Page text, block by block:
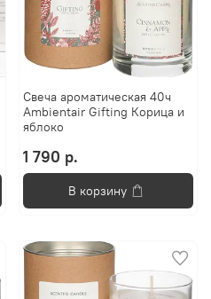
Свеча ароматическая 40ч
Ambientair Gifting Корица и
яблоко
1 790 р.
В корзину